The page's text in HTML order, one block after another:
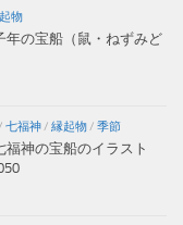
物
年の宝船（鼠・ねずみど
七福神/ 縁起物/ 季節
神の宝船のイラスト